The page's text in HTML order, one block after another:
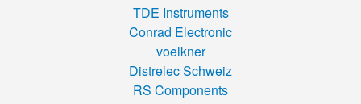
TDE Instruments
Conrad Electronic
voelkner
Distrelec Schweiz
RS Components